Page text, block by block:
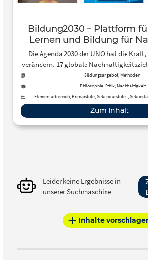
Bildung2030 – Plattform
Lernen und Bildung für
Entwicklung
Die Agenda 2030 der UNO hat die Kraft,
verändern. 17 globale
Ungerechtigkeit bekämpfen, die
verhindern und die Welt zu einem
gerechten Ort für alle machen können.
Schlüssel dafür. Mit vielfältigen
Klassenzimmer, online, als Workshop
Los gehts!
Bildungsangebot, Methoden
Philosophie, Ethik, Nachhaltigkeit
Elementarbereich, Primarstufe, Sekundarstufe I,
Erwachsenenbildung, Fernunterricht
Zum Inhalt
Leider keine Ergebnisse in
unserer Suchmaschine
Inhalte